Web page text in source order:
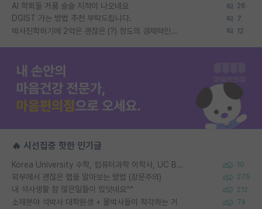
AI 학회들 거품 슬슬 지적이 나오네요 26
DGIST 가는 방법 추천 부탁드립니다. 7
박사진학하기에 2억은 괜찮은 (?) 정도의 경제력인가요 12
🔥 시선집중 핫한 인기글
Korea University 수학, 컴퓨터과학 이학사, UC Berkeley 산업공학 대학원 공학박사가 되는 것은 쉽지 않겠죠? 10
외부에서 괜찮은 랩을 알아보는 방법 (장문주의) 275
내 석사생활 참 많은일들이 있엇네요^^ 212
소재분야 석박사 대학원생 + 물박사들이 착각하는 거 74